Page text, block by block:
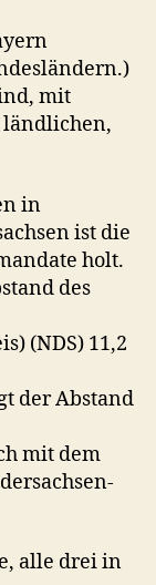
mit
ländlichen,
in
ist die
holt.
des
(NDS) 11,2
der Abstand
mit dem
alle drei in